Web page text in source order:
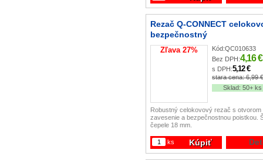
Rezač Q-CONNECT
bezpečnostný
Zľava27% Kód:QC010633
Bez DPH:4,16 €
s DPH:5,12 €
stara cena:6,99
Sklad:50+ ks
Robustný celokovový rezač s otvorom
zavesenie a bezpečnostnou poistkou.
čepele 18 mm.
ks Kúpiť